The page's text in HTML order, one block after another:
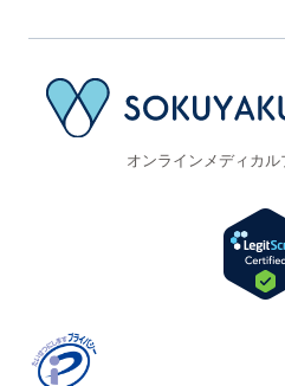
オンラインメディカ